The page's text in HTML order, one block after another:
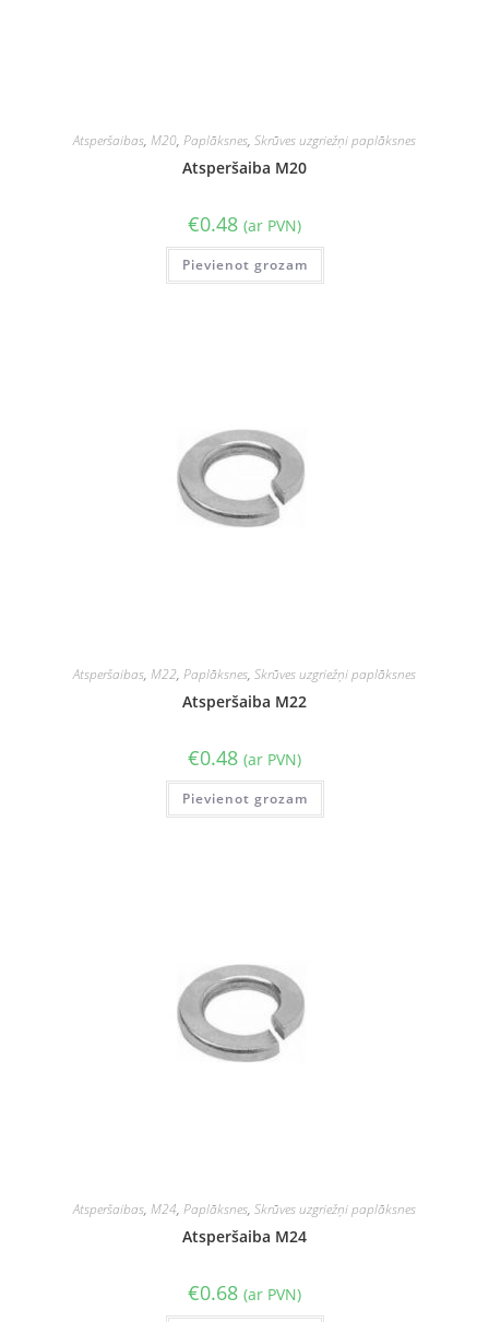
Atsperšaibas, M20, Paplāksnes, Skrūves uzgriežņi paplāksnes
Atsperšaiba M20
€0.48 (ar PVN)
Pievienot grozam
Atsperšaibas, M22, Paplāksnes, Skrūves uzgriežņi paplāksnes
Atsperšaiba M22
€0.48 (ar PVN)
Pievienot grozam
Atsperšaibas, M24, Paplāksnes, Skrūves uzgriežņi paplāksnes
Atsperšaiba M24
€0.68 (ar PVN)